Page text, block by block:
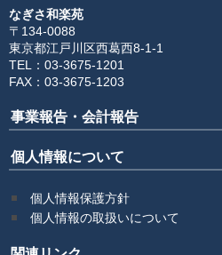
ボランティアしてみませんか
相談窓口一覧
なぎさ和楽苑
〒134-0088
東京都江戸川区西葛西8-1-1
TEL：03-3675-1201
FAX：03-3675-1203
事業報告・会計報告
個人情報について
個人情報保護方針
個人情報の取扱いについて